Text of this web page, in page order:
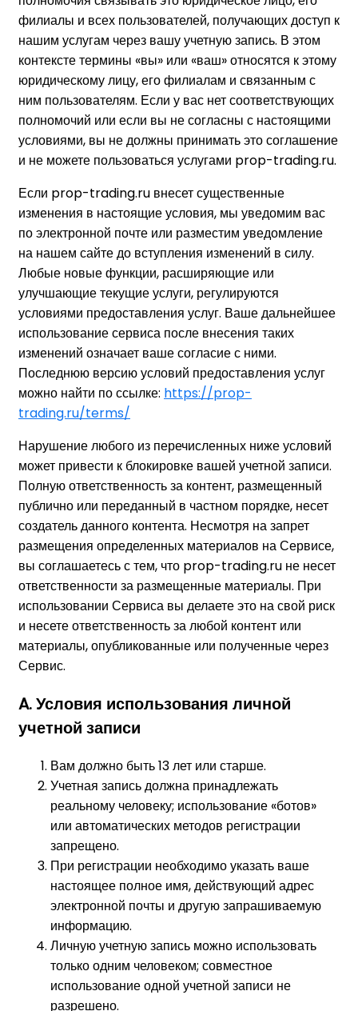
филиалы и всех пользователей, получающих доступ к
нашим услугам через вашу учетную запись. В этом
контексте термины «вы» или «ваш» относятся к этому
юридическому лицу, его филиалам и связанным с
ним пользователям. Если у вас нет соответствующих
полномочий или если вы не согласны с настоящими
условиями, вы не должны принимать это соглашение
и не можете пользоваться услугами prop-trading.ru.
Если prop-trading.ru внесет существенные
изменения в настоящие условия, мы уведомим вас
по электронной почте или разместим уведомление
на нашем сайте до вступления изменений в силу.
Любые новые функции, расширяющие или
улучшающие текущие услуги, регулируются
условиями предоставления услуг. Ваше дальнейшее
использование сервиса после внесения таких
изменений означает ваше согласие с ними.
Последнюю версию условий предоставления услуг
можно найти по ссылке: https://prop-
trading.ru/terms/
Нарушение любого из перечисленных ниже условий
может привести к блокировке вашей учетной записи.
Полную ответственность за контент, размещенный
публично или переданный в частном порядке, несет
создатель данного контента. Несмотря на запрет
размещения определенных материалов на Сервисе,
вы соглашаетесь с тем, что prop-trading.ru не несет
ответственности за размещенные материалы. При
использовании Сервиса вы делаете это на свой риск
и несете ответственность за любой контент или
материалы, опубликованные или полученные через
Сервис.
A. Условия использования личной
учетной записи
Вам должно быть 13 лет или старше.
Учетная запись должна принадлежать
реальному человеку; использование «ботов»
или автоматических методов регистрации
запрещено.
При регистрации необходимо указать ваше
настоящее полное имя, действующий адрес
электронной почты и другую запрашиваемую
информацию.
Личную учетную запись можно использовать
только одним человеком; совместное
использование одной учетной записи не
разрешено.